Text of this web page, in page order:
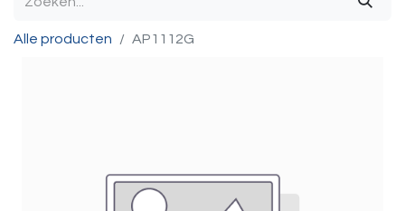
Alle producten AP1112G